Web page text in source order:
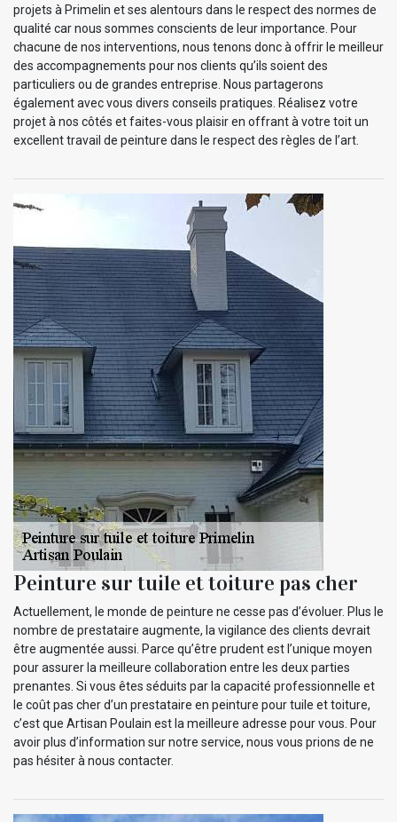
projets à Primelin et ses alentours dans le respect des normes de
qualité car nous sommes conscients de leur importance. Pour
chacune de nos interventions, nous tenons donc à offrir le meilleur
des accompagnements pour nos clients qu’ils soient des
particuliers ou de grandes entreprise. Nous partagerons
également avec vous divers conseils pratiques. Réalisez votre
projet à nos côtés et faites-vous plaisir en offrant à votre toit un
excellent travail de peinture dans le respect des règles de l’art.
Peinture sur tuile et toiture pas cher
Actuellement, le monde de peinture ne cesse pas d’évoluer. Plus le
nombre de prestataire augmente, la vigilance des clients devrait
être augmentée aussi. Parce qu’être prudent est l’unique moyen
pour assurer la meilleure collaboration entre les deux parties
prenantes. Si vous êtes séduits par la capacité professionnelle et
le coût pas cher d’un prestataire en peinture pour tuile et toiture,
c’est que Artisan Poulain est la meilleure adresse pour vous. Pour
avoir plus d’information sur notre service, nous vous prions de ne
pas hésiter à nous contacter.